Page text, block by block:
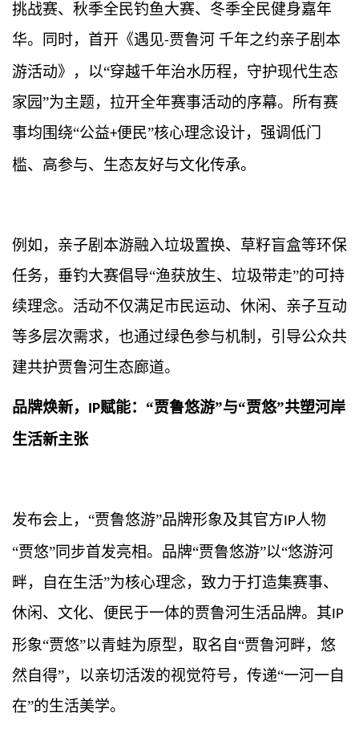
挑战赛、秋季全民钓鱼大赛、冬季全民健身嘉年
华。
同时，首开《遇见-贾鲁河 千年之约亲子剧本
游活动》， 以“穿越千年治水历程，守护现代生态
家园”为主题， 拉开全年赛事活动的序幕。 所有赛
事均围绕“公益+便民”核心理念设计，强调低门
槛、高参与、生态友好与文化传承。
例如，亲子剧本游融入垃圾置换、草籽盲盒等环保
任务，垂钓大赛倡导“渔获放生、垃圾带走”的可持
续理念。活动不仅满足市民运动、休闲、亲子互动
等多层次需求，也通过绿色参与机制，引导公众共
建共护贾鲁河生态廊道。
品牌焕新， IP赋能：“贾鲁悠游”与“贾悠”共塑河岸
生活新主张
发布会上， “贾鲁悠游”品牌形象及其官方IP人物
“贾悠”同步首发亮相。品牌“贾鲁悠游”以“悠游河
畔，自在生活”为核心理念，致力于打造集赛事、
休闲、文化、便民于一体的贾鲁河生活品牌。其IP
形象“贾悠”以青蛙为原型，取名自“贾鲁河畔，悠
然自得”，以亲切活泼的视觉符号，传递“一河一自
在”的生活美学。